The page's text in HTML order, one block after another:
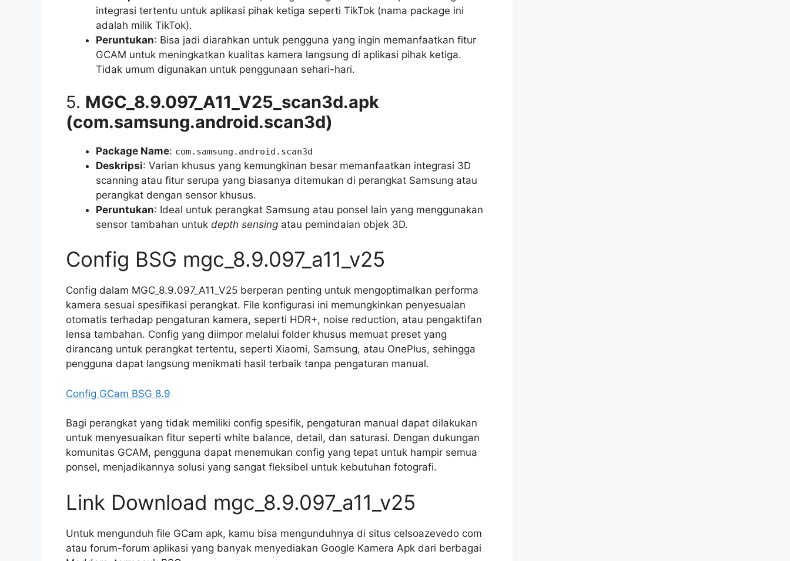
integrasi tertentu untuk aplikasi pihak ketiga seperti TikTok (nama package ini
adalah milik TikTok).
Peruntukan: Bisa jadi diarahkan untuk pengguna yang ingin memanfaatkan fitur
GCAM untuk meningkatkan kualitas kamera langsung di aplikasi pihak ketiga.
Tidak umum digunakan untuk penggunaan sehari-hari.
5. MGC_8.9.097_A11_V25_scan3d.apk
(com.samsung.android.scan3d)
Package Name: com.samsung.android.scan3d
Deskripsi: Varian khusus yang kemungkinan besar memanfaatkan integrasi 3D
scanning atau fitur serupa yang biasanya ditemukan di perangkat Samsung atau
perangkat dengan sensor khusus.
Peruntukan: Ideal untuk perangkat Samsung atau ponsel lain yang menggunakan
sensor tambahan untuk depth sensing atau pemindaian objek 3D.
Config BSG mgc_8.9.097_a11_v25
Config dalam MGC_8.9.097_A11_V25 berperan penting untuk mengoptimalkan performa
kamera sesuai spesifikasi perangkat. File konfigurasi ini memungkinkan penyesuaian
otomatis terhadap pengaturan kamera, seperti HDR+, noise reduction, atau pengaktifan
lensa tambahan. Config yang diimpor melalui folder khusus memuat preset yang
dirancang untuk perangkat tertentu, seperti Xiaomi, Samsung, atau OnePlus, sehingga
pengguna dapat langsung menikmati hasil terbaik tanpa pengaturan manual.
Config GCam BSG 8.9
Bagi perangkat yang tidak memiliki config spesifik, pengaturan manual dapat dilakukan
untuk menyesuaikan fitur seperti white balance, detail, dan saturasi. Dengan dukungan
komunitas GCAM, pengguna dapat menemukan config yang tepat untuk hampir semua
ponsel, menjadikannya solusi yang sangat fleksibel untuk kebutuhan fotografi.
Link Download mgc_8.9.097_a11_v25
Untuk mengunduh file GCam apk, kamu bisa mengunduhnya di situs celsoazevedo com
atau forum-forum aplikasi yang banyak menyediakan Google Kamera Apk dari berbagai